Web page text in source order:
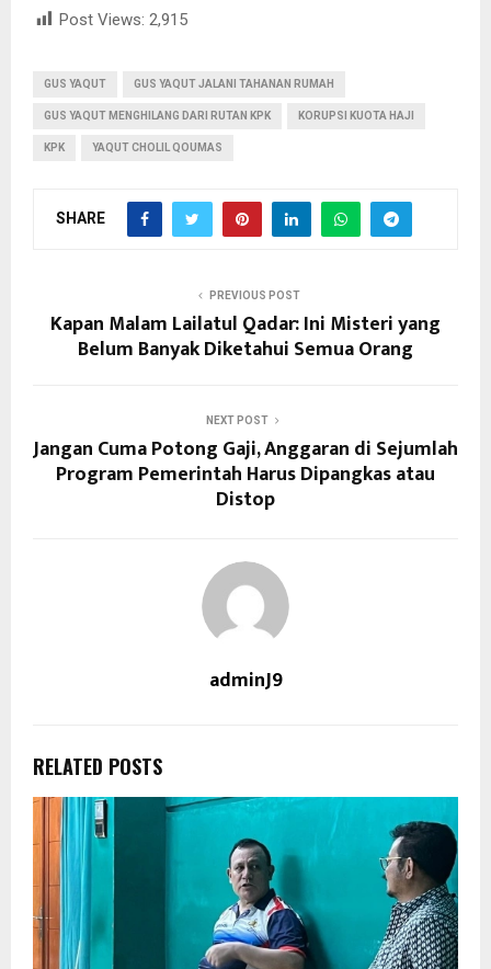
Post Views: 2,915
GUS YAQUT GUS YAQUT JALANI TAHANAN RUMAH
GUS YAQUT MENGHILANG DARI RUTAN KPK KORUPSI KUOTA HAJI
KPK YAQUT CHOLIL QOUMAS
SHARE
PREVIOUS POST
Kapan Malam Lailatul Qadar: Ini Misteri yang
Belum Banyak Diketahui Semua Orang
NEXT POST
Jangan Cuma Potong Gaji, Anggaran di Sejumlah
Program Pemerintah Harus Dipangkas atau
Distop
adminJ9
RELATED POSTS